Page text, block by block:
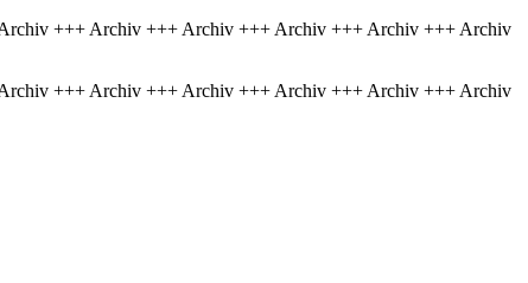
+++ Archiv +++ Archiv +++ Archiv +++ Archiv +++ Archiv
+++ Archiv +++ Archiv +++ Archiv +++ Archiv +++ Archiv